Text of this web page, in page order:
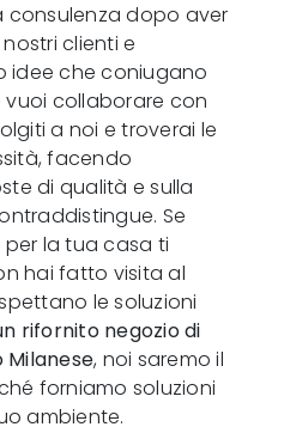
consulenza dopo aver
clienti e
idee che coniugano
collaborare con
a noi e troverai le
facendo
di qualità e sulla
Se
la tua casa ti
hai fatto visita al
le soluzioni
rifornito negozio di
Milanese, noi saremo il
forniamo soluzioni
ambiente.